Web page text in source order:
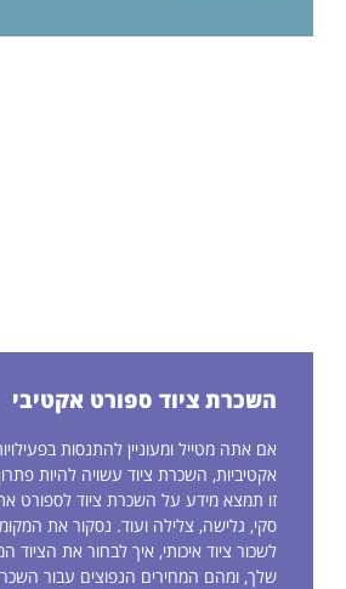
השכרת ציוד ספורט אקטיבי
אם אתה מטייל ומעוניין להתנסות
אקטיביות, השכרת ציוד עשויה להיות
זו תמצא מידע על השכרת ציוד לספורט
סקי, גלישה, צלילה ועוד. נסקור את
לשכור ציוד איכותי, איך לבחור את הציוד
שלך, ומהם המחירים הנפוצים עבור